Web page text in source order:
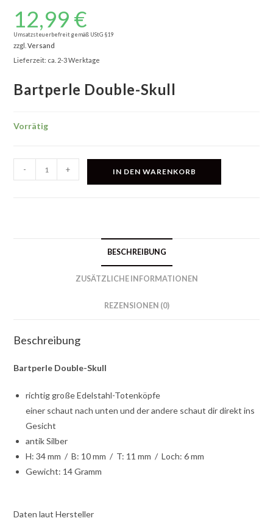
12,99 €
Umsatzsteuerbefreit gemäß UStG §19
zzgl.Versand
Lieferzeit: ca. 2-3 Werktage
Bartperle Double-Skull
Vorrätig
Bartperle
Double-
- + IN DEN WARENKORB
BESCHREIBUNG
ZUSÄTZLICHE INFORMATIONEN
REZENSIONEN (0)
Beschreibung
Bartperle Double-Skull
richtig große Edelstahl-Totenköpfe
einer schaut nach unten und der andere schaut dir direkt ins
Gesicht
antik Silber
H: 34 mm / B: 10 mm / T: 11 mm / Loch: 6 mm
Gewicht: 14 Gramm
Daten laut Hersteller